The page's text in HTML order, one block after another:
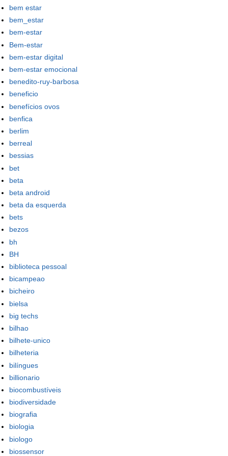
bem estar
bem_estar
bem-estar
Bem-estar
bem-estar digital
bem-estar emocional
benedito-ruy-barbosa
beneficio
benefícios ovos
benfica
berlim
berreal
bessias
bet
beta
beta android
beta da esquerda
bets
bezos
bh
BH
biblioteca pessoal
bicampeao
bicheiro
bielsa
big techs
bilhao
bilhete-unico
bilheteria
bilíngues
billionario
biocombustíveis
biodiversidade
biografia
biologia
biologo
biossensor